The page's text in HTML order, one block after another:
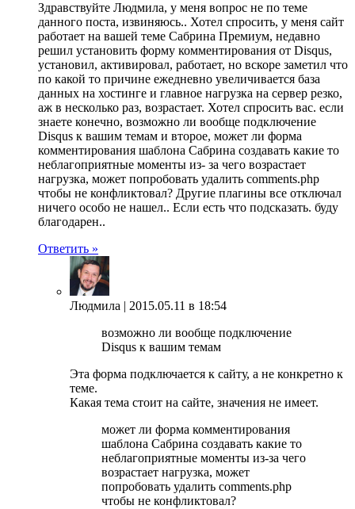
Здравствуйте Людмила, у меня вопрос не по теме
данного поста, извиняюсь.. Хотел спросить, у меня сайт
работает на вашей теме Сабрина Премиум, недавно
решил установить форму комментирования от Disqus,
установил, активировал, работает, но вскоре заметил что
по какой то причине ежедневно увеличивается база
данных на хостинге и главное нагрузка на сервер резко,
аж в несколько раз, возрастает. Хотел спросить вас. если
знаете конечно, возможно ли вообще подключение
Disqus к вашим темам и второе, может ли форма
комментирования шаблона Сабрина создавать какие то
неблагоприятные моменты из- за чего возрастает
нагрузка, может попробовать удалить comments.php
чтобы не конфликтовал? Другие плагины все отключал
ничего особо не нашел.. Если есть что подсказать. буду
благодарен..
Ответить »
Людмила | 2015.05.11 в 18:54
возможно ли вообще подключение
Disqus к вашим темам
Эта форма подключается к сайту, а не конкретно к
теме.
Какая тема стоит на сайте, значения не имеет.
может ли форма комментирования
шаблона Сабрина создавать какие то
неблагоприятные моменты из-за чего
возрастает нагрузка, может
попробовать удалить comments.php
чтобы не конфликтовал?